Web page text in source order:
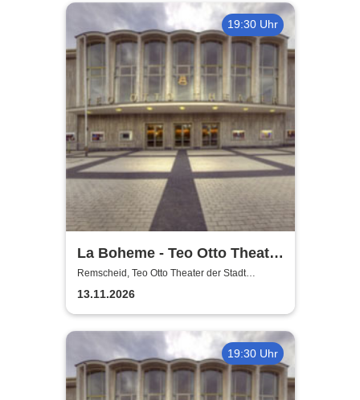
19:30 Uhr
La Boheme - Teo Otto Theater
der Stadt Remscheid
Remscheid, Teo Otto Theater der Stadt
Remscheid
13.11.2026
19:30 Uhr